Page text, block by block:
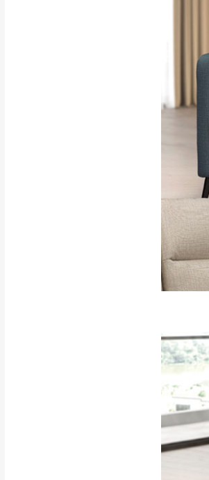
暫無
加收說